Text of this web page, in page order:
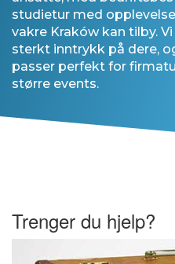
studietur med
vakre Kraków kan tilby.
sterkt inntrykk på dere,
passer perfekt for
større events.
Trenger du hjelp?